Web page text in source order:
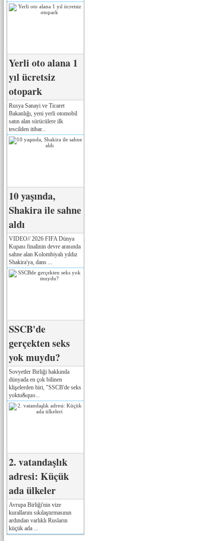
Yerli oto alana 1
yıl ücretsiz
otopark
Rusya Sanayi ve Ticaret
Bakanlığı, yeni yerli otomobil
satın alan sürücülere ilk
tescilden itibar...
10 yaşında,
Shakira ile sahne
aldı
VIDEO// 2026 FIFA Dünya
Kupası finalinin devre arasında
sahne alan Kolombiyalı yıldız
Shakira'ya, dans ...
SSCB'de
gerçekten seks
yok muydu?
Sovyetler Birliği hakkında
dünyada en çok bilinen
klişelerden biri, "SSCB'de seks
yoktu&quo...
2. vatandaşlık
adresi: Küçük
ada ülkeler
Avrupa Birliği'nin vize
kurallarını sıkılaştırmasının
ardından varlıklı Rusların
küçük ada ...